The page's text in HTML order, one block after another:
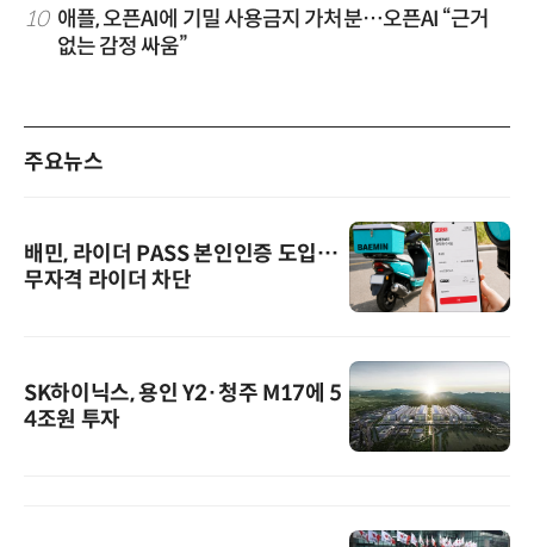
10 애플, 오픈AI에 기밀 사용금지 가처분…오픈AI “근거
없는 감정 싸움”
주요뉴스
배민, 라이더 PASS 본인인증 도입…
무자격 라이더 차단
SK하이닉스, 용인 Y2·청주 M17에 5
4조원 투자